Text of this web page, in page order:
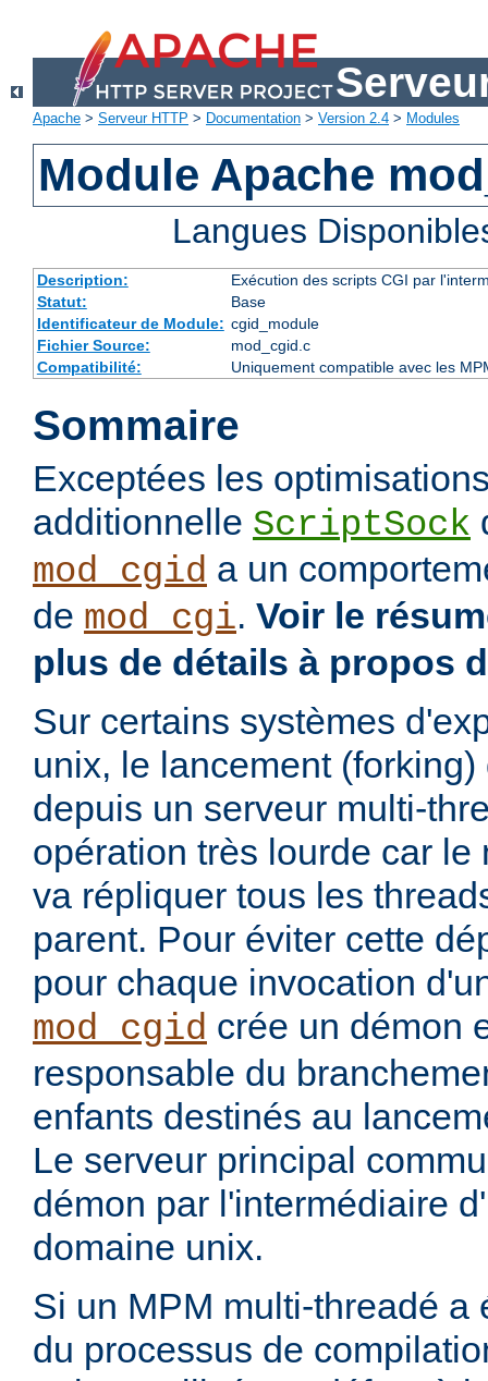
Apache > Serveur HTTP > Documentation > Version 2.4 > Modules
Module Apache
Langues
Description:
Exécution des scripts CGI par
Statut:
Base
Identificateur de Module: cgid_module
Fichier Source:
mod_cgid.c
Compatibilité:
Uniquement compatible avec les
Sommaire
Exceptées les
additionnelle ScriptSock
mod_cgid a un
de mod_cgi. Voir le
plus de détails à propos
Sur certains systèmes
unix, le lancement
depuis un serveur multi-
opération très lourde car
va répliquer tous les
parent. Pour éviter cette
pour chaque invocation
mod_cgid crée un démon
responsable du
enfants destinés au
Le serveur principal
démon par l'intermédiaire
domaine unix.
Si un MPM multi-threadé a
du processus de